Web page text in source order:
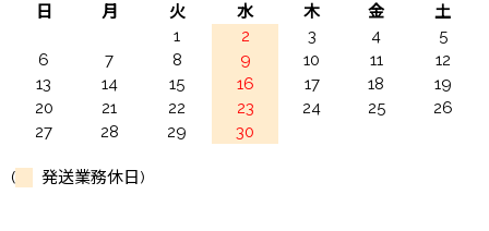
日
月 火 水 木 金
土
1
2 3 4
5
6
7 8 9 10 11
12
13
14 15 16 17 18
19
20
21 22 23 24 25
26
27
28 29 30
( 発送業務休日)